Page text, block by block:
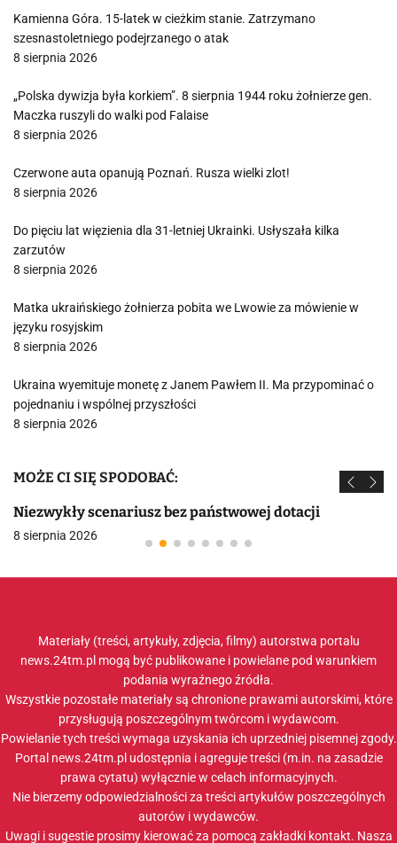
Kamienna Góra. 15-latek w cieżkim stanie. Zatrzymano
szesnastoletniego podejrzanego o atak
8 sierpnia 2026
„Polska dywizja była korkiem”. 8 sierpnia 1944 roku żołnierze gen.
Maczka ruszyli do walki pod Falaise
8 sierpnia 2026
Czerwone auta opanują Poznań. Rusza wielki zlot!
8 sierpnia 2026
Do pięciu lat więzienia dla 31-letniej Ukrainki. Usłyszała kilka
zarzutów
8 sierpnia 2026
Matka ukraińskiego żołnierza pobita we Lwowie za mówienie w
języku rosyjskim
8 sierpnia 2026
Ukraina wyemituje monetę z Janem Pawłem II. Ma przypominać o
pojednaniu i wspólnej przyszłości
8 sierpnia 2026
MOŻE CI SIĘ SPODOBAĆ:
Niezwykły scenariusz bez państwowej dotacji
8 sierpnia 2026
Materiały (treści, artykuły, zdjęcia, filmy) autorstwa portalu
news.24tm.pl mogą być publikowane i powielane pod warunkiem
podania wyraźnego źródła.
Wszystkie pozostałe materiały są chronione prawami autorskimi, które
przysługują poszczególnym twórcom i wydawcom.
Powielanie tych treści wymaga uzyskania ich uprzedniej pisemnej zgody.
Portal news.24tm.pl udostępnia i agreguje treści (m.in. na zasadzie
prawa cytatu) wyłącznie w celach informacyjnych.
Nie bierzemy odpowiedzialności za treści artykułów poszczególnych
autorów i wydawców.
Uwagi i sugestie prosimy kierować za pomocą zakładki kontakt. Nasza